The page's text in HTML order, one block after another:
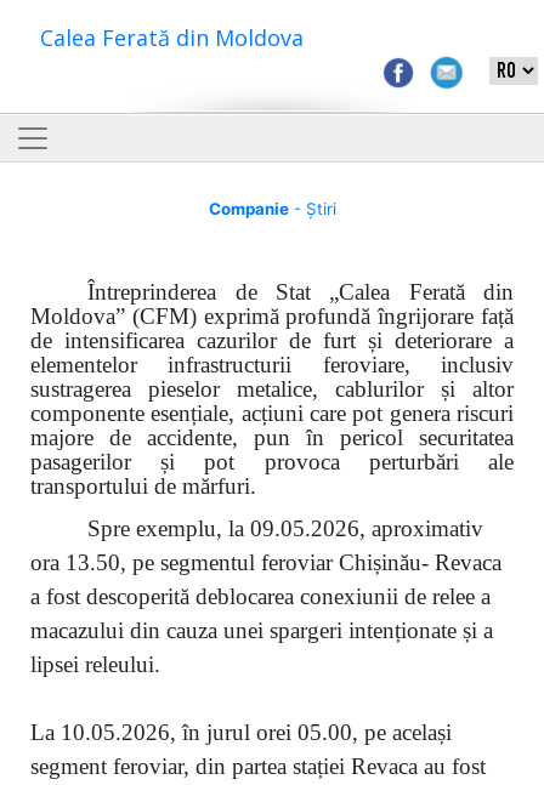
Calea Ferată din Moldova
Companie- Știri
Întreprinderea de Stat „Calea Ferată din
Moldova” (CFM) exprimă profundă îngrijorare față
de intensificarea cazurilor de furt și deteriorare a
elementelor infrastructurii feroviare, inclusiv
sustragerea pieselor metalice, cablurilor și altor
componente esențiale, acțiuni care pot genera riscuri
majore de accidente, pun în pericol securitatea
pasagerilor și pot provoca perturbări ale
transportului de mărfuri.
Spre exemplu, la 09.05.2026, aproximativ
ora 13.50, pe segmentul feroviar Chișinău- Revaca
a fost descoperită deblocarea conexiunii de relee a
macazului din cauza unei spargeri intenționate și a
lipsei releului.
La 10.05.2026, în jurul orei 05.00, pe același
segment feroviar, din partea stației Revaca au fost